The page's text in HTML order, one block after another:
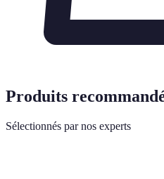
Produits
Sélectionnés par nos experts